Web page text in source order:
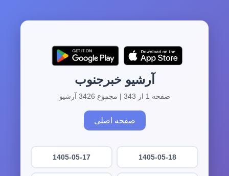
آرشیو خبرجنوب
صفحه 1 از 343 | مجموع 3426 آرشیو
صفحه اصلی
1405-05-18
1405-05-17